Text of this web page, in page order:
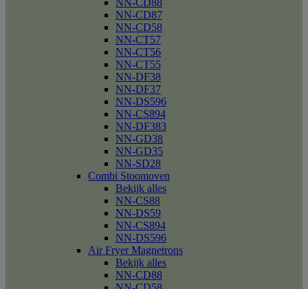
NN-CD88
NN-CD87
NN-CD58
NN-CT57
NN-CT56
NN-CT55
NN-DF38
NN-DF37
NN-DS596
NN-CS894
NN-DF383
NN-GD38
NN-GD35
NN-SD28
Combi Stoomoven
Bekijk alles
NN-CS88
NN-DS59
NN-CS894
NN-DS596
Air Fryer Magnetrons
Bekijk alles
NN-CD88